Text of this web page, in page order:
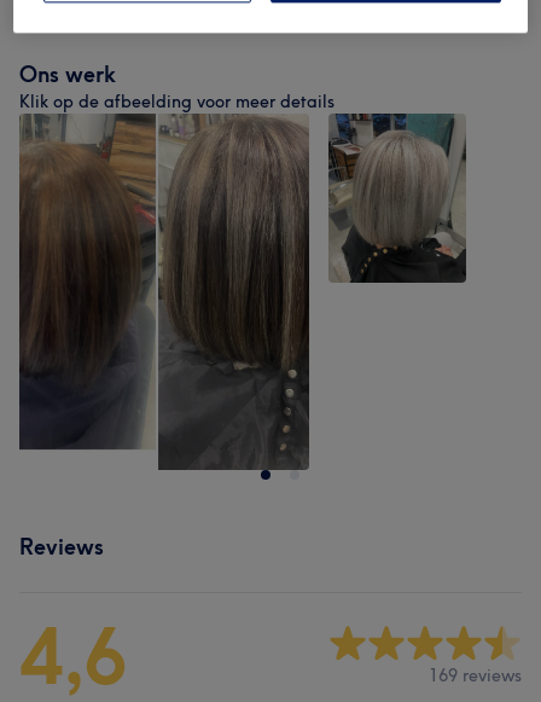
Ons werk
Klik op de afbeelding voor meer details
Reviews
4,6 169 reviews